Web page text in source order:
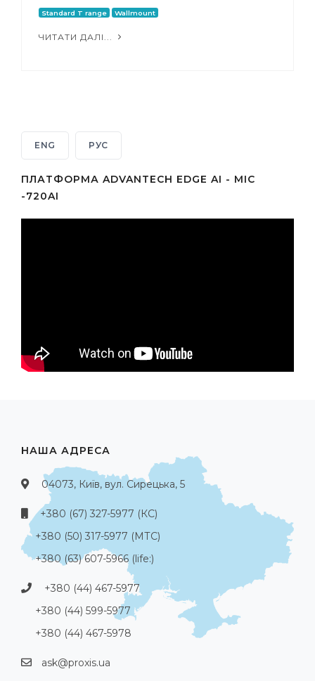
Standard T range Wallmount
ЧИТАТИ ДАЛІ...
ENG РУС
ПЛАТФОРМА ADVANTECH EDGE AI - MIC
-720AI
НАША АДРЕСА
04073, Київ, вул. Сирецька, 5
+380 (67) 327-5977 (КС)
+380 (50) 317-5977 (МТС)
+380 (63) 607-5966 (life:)
+380 (44) 467-5977
+380 (44) 599-5977
+380 (44) 467-5978
ask@proxis.ua